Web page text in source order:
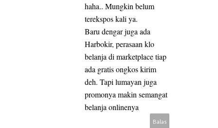
haha.. Mungkin belum
terekspos kali ya.
Baru dengar juga ada
Harbokir, perasaan klo
belanja di marketplace tiap
ada gratis ongkos kirim
deh. Tapi lumayan juga
promonya makin semangat
belanja onlinenya
Balas